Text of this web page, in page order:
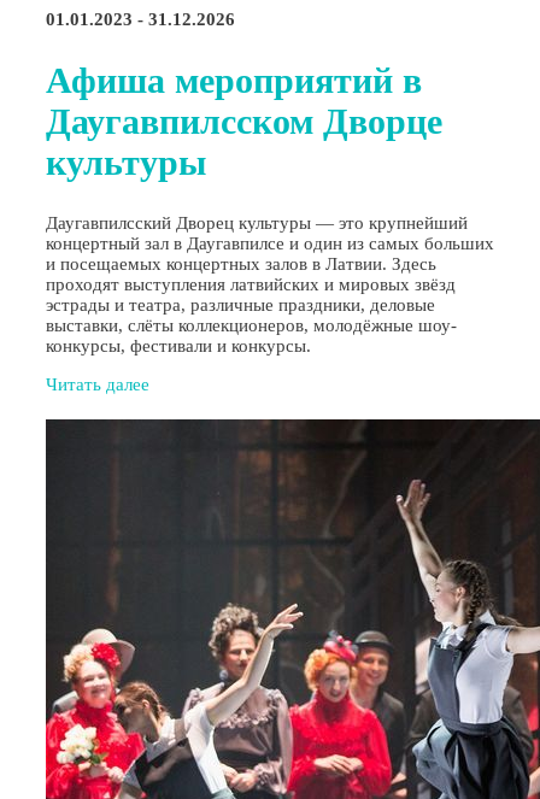
01.01.2023 - 31.12.2026
Афиша мероприятий в
Даугавпилсском Дворце
культуры
Даугавпилсский Дворец культуры — это крупнейший
концертный зал в Даугавпилсе и один из самых больших
и посещаемых концертных залов в Латвии. Здесь
проходят выступления латвийских и мировых звёзд
эстрады и театра, различные праздники, деловые
выставки, слёты коллекционеров, молодёжные шоу-
конкурсы, фестивали и конкурсы.
Читать далее